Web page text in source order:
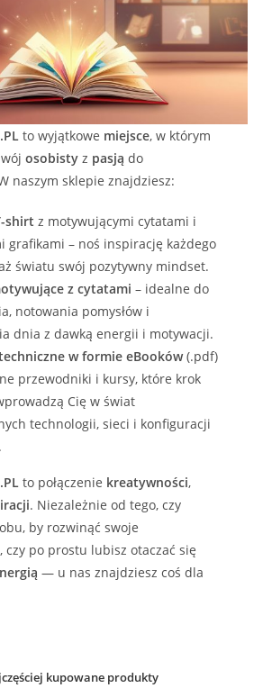
to wyjątkowe miejsce, w którym
osobisty z pasją do
naszym sklepie znajdziesz:
shirt z motywującymi cytatami i
grafikami – noś inspirację każdego
światu swój pozytywny mindset.
z cytatami – idealne do
notowania pomysłów i
dnia z dawką energii i motywacji.
w formie eBooków(.pdf)
przewodniki i kursy, które krok
Cię w świat
technologii, sieci i konfiguracji
to połączenie kreatywności,
. Niezależnie od tego, czy
by rozwinąć swoje
, czy po prostu lubisz otaczać się
— u nas znajdziesz coś dla
kupowane produkty